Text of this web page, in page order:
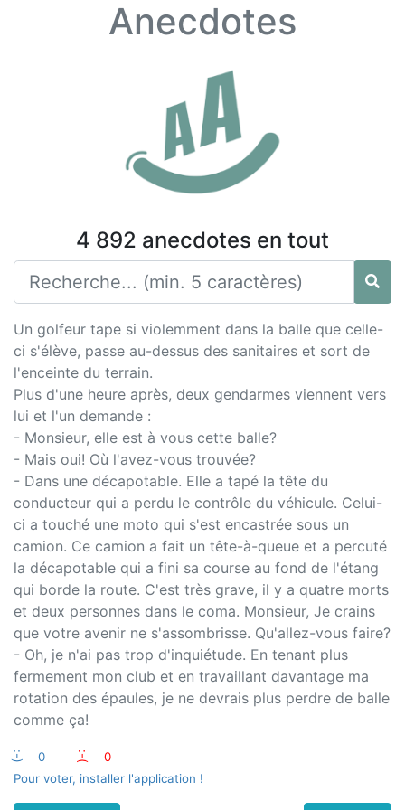
Anecdotes
4 892 anecdotes en tout
Un golfeur tape si violemment dans la balle que celle-
ci s'élève, passe au-dessus des sanitaires et sort de
l'enceinte du terrain.
Plus d'une heure après, deux gendarmes viennent vers
lui et l'un demande :
- Monsieur, elle est à vous cette balle?
- Mais oui! Où l'avez-vous trouvée?
- Dans une décapotable. Elle a tapé la tête du
conducteur qui a perdu le contrôle du véhicule. Celui-
ci a touché une moto qui s'est encastrée sous un
camion. Ce camion a fait un tête-à-queue et a percuté
la décapotable qui a fini sa course au fond de l'étang
qui borde la route. C'est très grave, il y a quatre morts
et deux personnes dans le coma. Monsieur, Je crains
que votre avenir ne s'assombrisse. Qu'allez-vous faire?
- Oh, je n'ai pas trop d'inquiétude. En tenant plus
fermement mon club et en travaillant davantage ma
rotation des épaules, je ne devrais plus perdre de balle
comme ça!
:-) 0 :-(
0
Pour voter, installer l'application !